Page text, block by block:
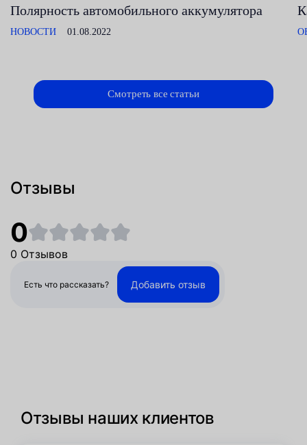
Полярность автомобильного аккумулятора
НОВОСТИ 01.08.2022
Смотреть все статьи
Отзывы
0
0 Отзывов
Есть что рассказать? Добавить отзыв
Отзывы наших клиентов